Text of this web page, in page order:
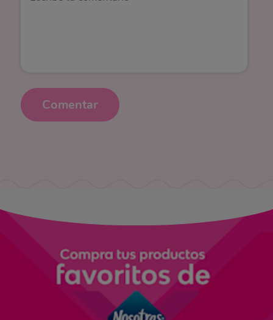
Comentar